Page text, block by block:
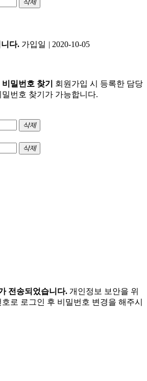
삭제
다. 가입일 | 2020-10-05
밀번호 찾기
회원가입 시 등록한 담당
번호 찾기가 가능합니다.
삭제
삭제
전송되었습니다. 개인정보 보안을 위
로 로그인 후 비밀번호 변경을 해주시